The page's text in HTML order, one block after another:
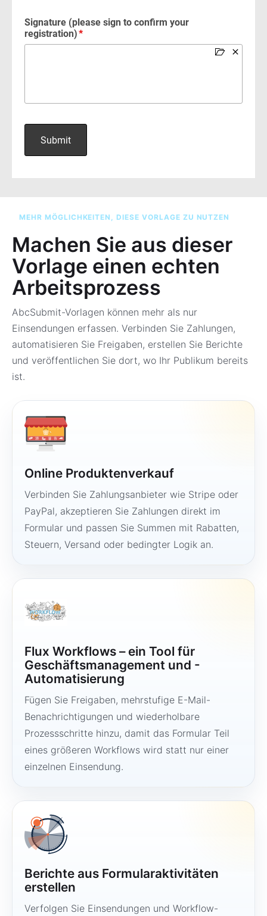
MEHR MÖGLICHKEITEN, DIESE VORLAGE ZU NUTZEN
Machen Sie aus dieser
Vorlage einen echten
Arbeitsprozess
AbcSubmit-Vorlagen können mehr als nur
Einsendungen erfassen. Verbinden Sie Zahlungen,
automatisieren Sie Freigaben, erstellen Sie Berichte
und veröffentlichen Sie dort, wo Ihr Publikum bereits
ist.
Online Produktenverkauf
Verbinden Sie Zahlungsanbieter wie Stripe oder
PayPal, akzeptieren Sie Zahlungen direkt im
Formular und passen Sie Summen mit Rabatten,
Steuern, Versand oder bedingter Logik an.
Flux Workflows – ein Tool für
Geschäftsmanagement und -
Automatisierung
Fügen Sie Freigaben, mehrstufige E-Mail-
Benachrichtigungen und wiederholbare
Prozessschritte hinzu, damit das Formular Teil
eines größeren Workflows wird statt nur einer
einzelnen Einsendung.
Berichte aus Formularaktivitäten
erstellen
Verfolgen Sie Einsendungen und Workflow-